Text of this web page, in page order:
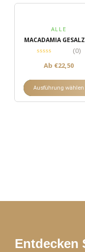
ALLE
MACADAMIA
(0)
Ab €22,50
Ausführung wählen
Entdecken